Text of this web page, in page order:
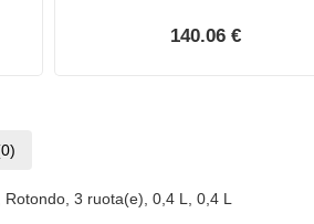
140.06 €
3 ruota(e), 0,4 L, 0,4 L